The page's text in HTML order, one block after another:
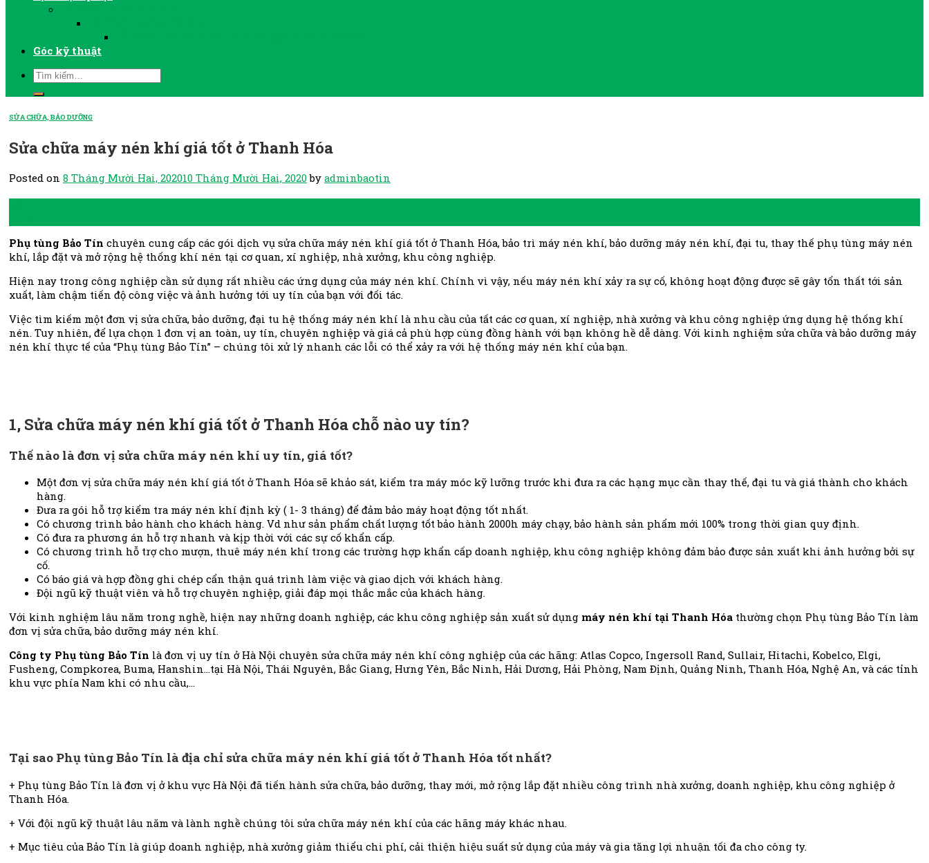
Góc kỹ thuật
SỬA CHỮA, BẢO DƯỠNG
Sửa chữa máy nén khí giá tốt ở Thanh Hóa
Posted on 8 Tháng Mười Hai, 202010 Tháng Mười Hai, 2020by adminbaotin
Phụ tùng Bảo Tín chuyên cung cấp các gói dịch vụ sửa chữa máy nén khí giá tốt ở Thanh Hóa, bảo trì máy nén khí, bảo dưỡng máy nén khí, đại tu, thay thế phụ tùng máy nén
khí, lắp đặt và mở rộng hệ thống khí nén tại cơ quan, xí nghiệp, nhà xưởng, khu công nghiệp.
Hiện nay trong công nghiệp cần sử dụng rất nhiều các ứng dụng của máy nén khí. Chính vì vậy, nếu máy nén khí xảy ra sự cố, không hoạt động được sẽ gây tổn thất tới sản
xuất, làm chậm tiến độ công việc và ảnh hưởng tới uy tín của bạn với đối tác.
Việc tìm kiếm một đơn vị sửa chữa, bảo dưỡng, đại tu hệ thống máy nén khí là nhu cầu của tất các cơ quan, xí nghiệp, nhà xưởng và khu công nghiệp ứng dụng hệ thống khí
nén. Tuy nhiên, để lựa chọn 1 đơn vị an toàn, uy tín, chuyên nghiệp và giá cả phù hợp cùng đồng hành với bạn không hề dễ dàng. Với kinh nghiệm sửa chữa và bảo dưỡng máy
nén khí thực tế của “Phụ tùng Bảo Tín” – chúng tôi xử lý nhanh các lỗi có thể xảy ra với hệ thống máy nén khí của bạn.
1, Sửa chữa máy nén khí giá tốt ở Thanh Hóa chỗ nào uy tín?
Thế nào là đơn vị sửa chữa máy nén khí uy tín, giá tốt?
Một đơn vị sửa chữa máy nén khí giá tốt ở Thanh Hóa sẽ khảo sát, kiểm tra máy móc kỹ lưỡng trước khi đưa ra các hạng mục cần thay thế, đại tu và giá thành cho khách
hàng.
Đưa ra gói hỗ trợ kiểm tra máy nén khí định kỳ ( 1- 3 tháng) để đảm bảo máy hoạt động tốt nhất.
Có chương trình bảo hành cho khách hàng. Vd như sản phẩm chất lượng tốt bảo hành 2000h máy chạy, bảo hành sản phẩm mới 100% trong thời gian quy định.
Có đưa ra phương án hỗ trợ nhanh và kịp thời với các sự cố khẩn cấp.
Có chương trình hỗ trợ cho mượn, thuê máy nén khí trong các trường hợp khẩn cấp doanh nghiệp, khu công nghiệp không đảm bảo được sản xuất khi ảnh hưởng bởi sự
cố.
Có báo giá và hợp đồng ghi chép cẩn thận quá trình làm việc và giao dịch với khách hàng.
Đội ngũ kỹ thuật viên và hỗ trợ chuyên nghiệp, giải đáp mọi thắc mắc của khách hàng.
Với kinh nghiệm lâu năm trong nghề, hiện nay những doanh nghiệp, các khu công nghiệp sản xuất sử dụng máy nén khí tại Thanh Hóa thường chọn Phụ tùng Bảo Tín làm
đơn vị sửa chữa, bảo dưỡng máy nén khí.
Công ty Phụ tùng Bảo Tín là đơn vị uy tín ở Hà Nội chuyên sửa chữa máy nén khí công nghiệp của các hãng: Atlas Copco, Ingersoll Rand, Sullair, Hitachi, Kobelco, Elgi,
Fusheng, Compkorea, Buma, Hanshin…tại Hà Nội, Thái Nguyên, Bắc Giang, Hưng Yên, Bắc Ninh, Hải Dương, Hải Phòng, Nam Định, Quảng Ninh, Thanh Hóa, Nghệ An, và các tỉnh
khu vực phía Nam khi có nhu cầu,…
Tại sao Phụ tùng Bảo Tín là địa chỉ sửa chữa máy nén khí giá tốt ở Thanh Hóa tốt nhất?
+ Phụ tùng Bảo Tín là đơn vị ở khu vực Hà Nội đã tiến hành sửa chữa, bảo dưỡng, thay mới, mở rộng lắp đặt nhiều công trình nhà xưởng, doanh nghiệp, khu công nghiệp ở
Thanh Hóa.
+ Với đội ngũ kỹ thuật lâu năm và lành nghề chúng tôi sửa chữa máy nén khí của các hãng máy khác nhau.
+ Mục tiêu của Bảo Tín là giúp doanh nghiệp, nhà xưởng giảm thiểu chi phí, cải thiện hiệu suất sử dụng của máy và gia tăng lợi nhuận tối đa cho công ty.